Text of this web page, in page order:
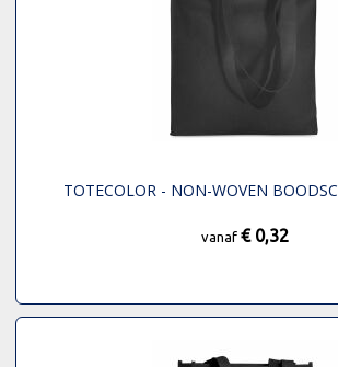
TOTECOLOR - NON-WOVEN
vanaf € 0,32